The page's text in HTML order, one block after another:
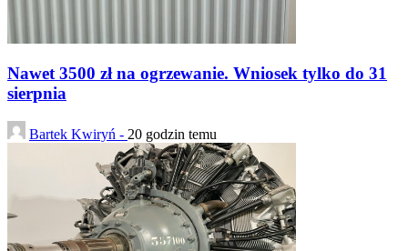
Nawet 3500 zł na ogrzewanie. Wniosek tylko do 31
sierpnia
Bartek Kwiryń - 20 godzin temu